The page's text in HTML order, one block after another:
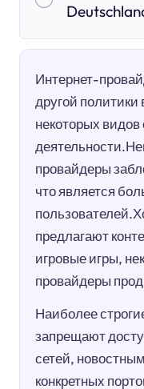
Интернет-
другой
некоторых
провайдеры
что является
предлагают
игровые игры,
провайдеры
Наиболее
запрещают
сетей,
конкретных